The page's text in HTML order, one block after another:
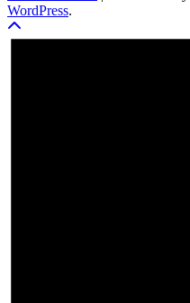
WordPress.